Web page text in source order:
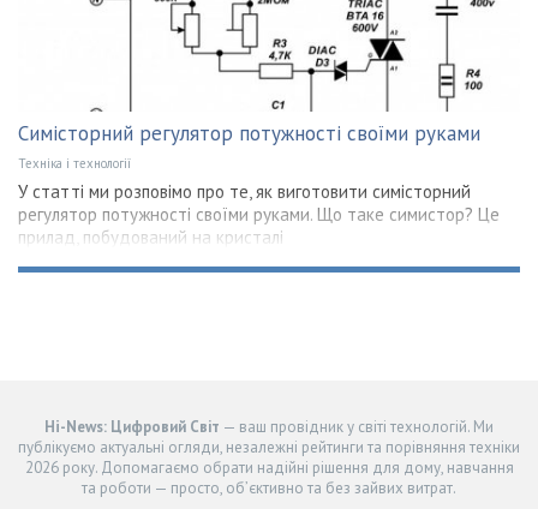
Симісторний регулятор потужності своїми руками
Техніка і технології
У статті ми розповімо про те, як виготовити симісторний
регулятор потужності своїми руками. Що таке симистор? Це
прилад, побудований на кристалі
Hi-News: Цифровий Світ — ваш провідник у світі технологій. Ми
публікуємо актуальні огляди, незалежні рейтинги та порівняння техніки
2026 року. Допомагаємо обрати надійні рішення для дому, навчання
та роботи — просто, об’єктивно та без зайвих витрат.